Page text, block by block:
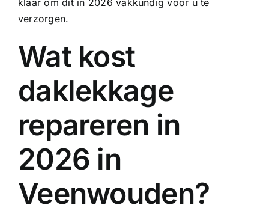
verzorgen.
Wat kost
daklekkage
repareren in
2026 in
Veenwouden?